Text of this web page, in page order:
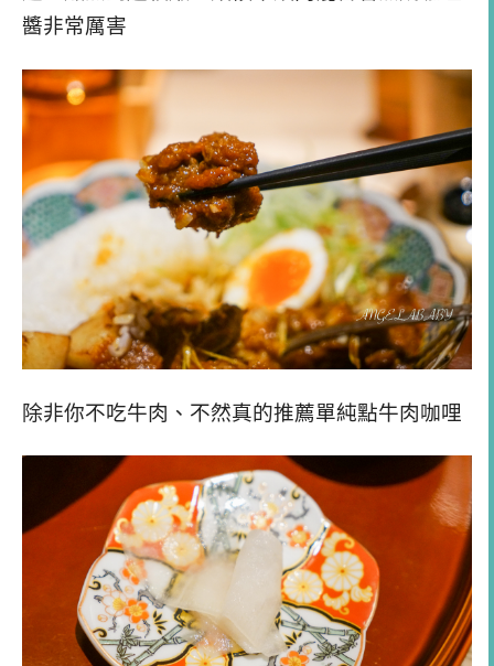
醬非常厲害
除非你不吃牛肉、不然真的推薦單純點牛肉咖哩